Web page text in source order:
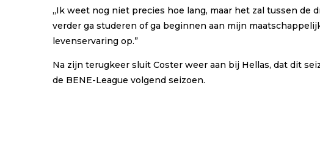
,,Ik weet nog niet precies hoe lang, maar het zal tussen de
verder ga studeren of ga beginnen aan mijn
levenservaring op.”
Na zijn terugkeer sluit Coster weer aan bij Hellas, dat dit
de BENE-League volgend seizoen.